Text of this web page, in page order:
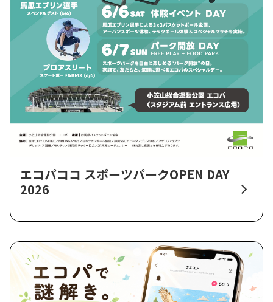
エコパココ スポーツパークOPEN DAY
2026